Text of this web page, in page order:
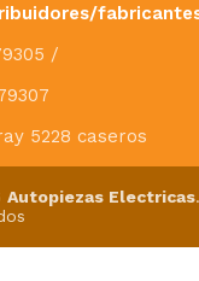
/
5228 caseros
Autopiezas Electricas